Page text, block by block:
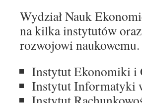
Wydział Nauk
na kilka instytutów
rozwojowi
Instytut Ekonomiki i
Instytut Informatyki